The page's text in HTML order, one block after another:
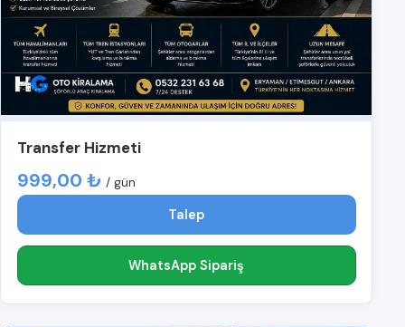
Transfer Hizmeti
999,00 ₺ / gün
Talep
WhatsApp Sipariş